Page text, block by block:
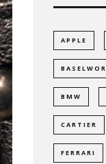
APPLE
BMW
CARTIER
FERRARI